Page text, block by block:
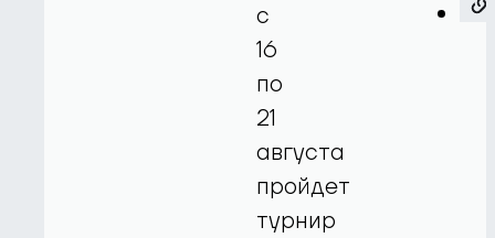
с
16
по
21
августа
пройдет
турнир